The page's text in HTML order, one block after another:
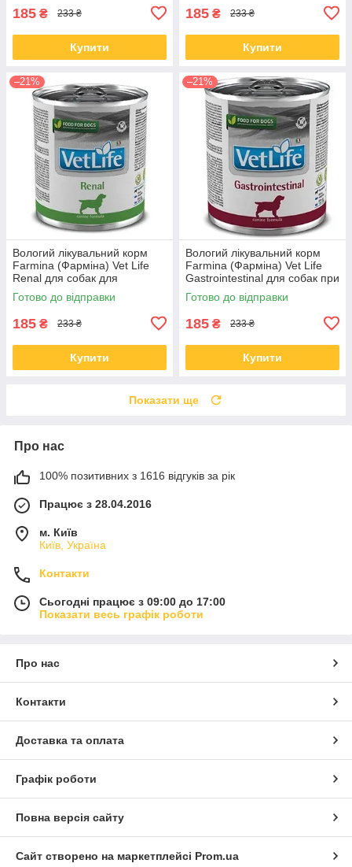
185 ₴ 233 ₴
Купити
185 ₴ 233 ₴
Купити
–21%
Вологий лікувальний корм
Farmina (Фарміна) Vet Life
Renal для собак для
підтримки функції нирок 300
гр
Готово до відправки
185 ₴ 233 ₴
Купити
–21%
Вологий лікувальний корм
Farmina (Фарміна) Vet Life
Gastrointestinal для собак при
захворюванні ШКТ 300 гр
Готово до відправки
185 ₴ 233 ₴
Купити
Показати ще
Про нас
100% позитивних з 1616 відгуків за рік
Працює з 28.04.2016
м. Київ
Київ, Україна
Контакти
Сьогодні працює з 09:00 до 17:00
Показати весь графік роботи
Про нас
Контакти
Доставка та оплата
Графік роботи
Повна версія сайту
Сайт створено на маркетплейсі Prom.ua